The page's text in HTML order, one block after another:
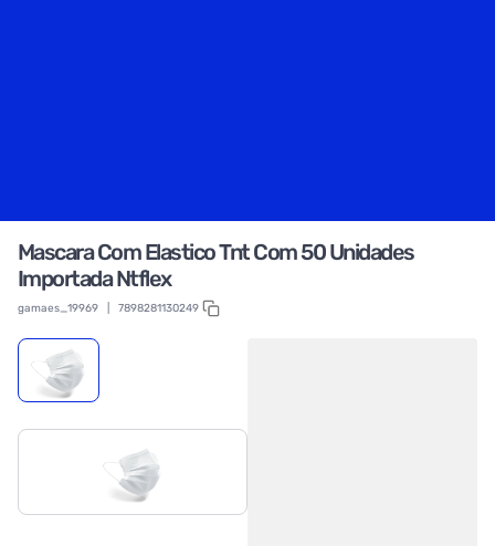
Mascara Com Elastico Tnt Com 50 Unidades
Importada Ntflex
gamaes_19969 7898281130249